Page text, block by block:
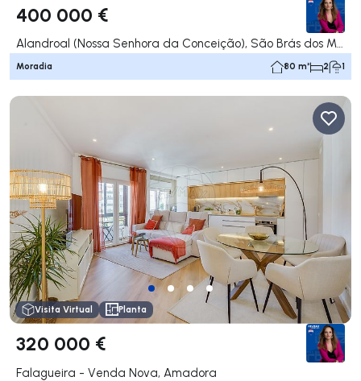
400 000 €
Alandroal (Nossa Senhora da Conceição), São Brás dos Matos (Mina do Bugalho) e Juromenha (Nossa Senhora do Loreto), Alandroal
Moradia 80 m² 2 1
Visita Virtual Planta
320 000 €
Falagueira - Venda Nova, Amadora